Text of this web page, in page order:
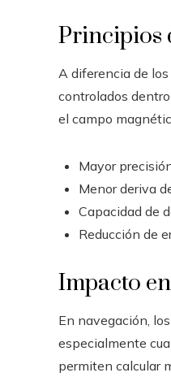
Principios
A diferencia de
controlados
el campo
Mayor
Menor deriva
Capacidad de
Reducción de
Impacto
En navegación,
especialmente
permiten calcular